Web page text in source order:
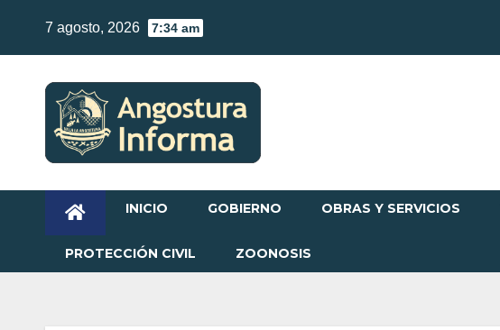
content
7 agosto, 2026 7:34 am
INICIO GOBIERNO OBRAS Y SERVICIOS
PROTECCIÓN CIVIL ZOONOSIS